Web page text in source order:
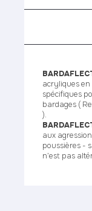
acryliques
spécifiques
bardages (
).
aux
poussières -
n’est pas